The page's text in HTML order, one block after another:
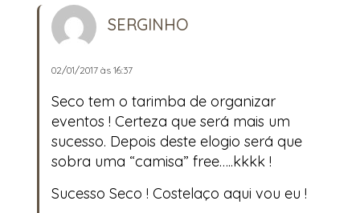
SERGINHO
02/01/2017 às 16:37
Seco tem o tarimba de organizar
eventos ! Certeza que será mais um
sucesso. Depois deste elogio será que
sobra uma “camisa” free…..kkkk !
Sucesso Seco ! Costelaço aqui vou eu !